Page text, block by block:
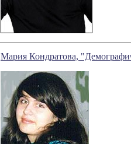
Мария Кондратова,